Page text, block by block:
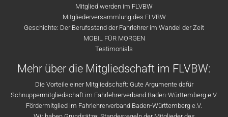
Mitglied werden im FLVBW
Mitgliederversammlung des FLVBW
Geschichte: Der Berufsstand der Fahrlehrer im Wandel der Zeit
MOBIL FÜR MORGEN
Testimonials
Mehr über die Mitgliedschaft im FLVBW:
Die Vorteile einer Mitgliedschaft: Gute Argumente dafür
Schnuppermitgliedschaft im Fahrlehrerverband Baden-Württemberg e.V.
Fördermitglied im Fahrlehrerverband Baden-Württemberg e.V.